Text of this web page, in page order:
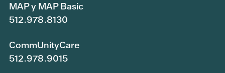
MAP y MAP Basic
512.978.8130
CommUnityCare
512.978.9015